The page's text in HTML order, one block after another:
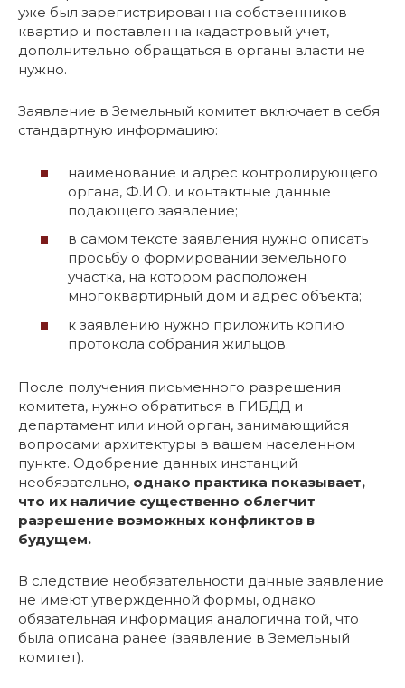
уже был зарегистрирован на собственников
квартир и поставлен на кадастровый учет,
дополнительно обращаться в органы власти не
нужно.
Заявление в Земельный комитет включает в себя
стандартную информацию:
наименование и адрес контролирующего
органа, Ф.И.О. и контактные данные
подающего заявление;
в самом тексте заявления нужно описать
просьбу о формировании земельного
участка, на котором расположен
многоквартирный дом и адрес объекта;
к заявлению нужно приложить копию
протокола собрания жильцов.
После получения письменного разрешения
комитета, нужно обратиться в ГИБДД и
департамент или иной орган, занимающийся
вопросами архитектуры в вашем населенном
пункте. Одобрение данных инстанций
необязательно, однако практика показывает,
что их наличие существенно облегчит
разрешение возможных конфликтов в
будущем.
В следствие необязательности данные заявление
не имеют утвержденной формы, однако
обязательная информация аналогична той, что
была описана ранее (заявление в Земельный
комитет).